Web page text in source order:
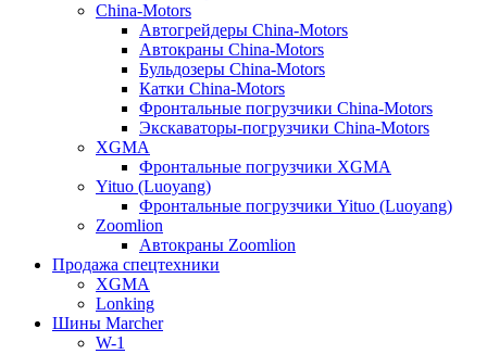
China-Motors
Автогрейдеры China-Motors
Автокраны China-Motors
Бульдозеры China-Motors
Катки China-Motors
Фронтальные погрузчики China-Motors
Экскаваторы-погрузчики China-Motors
XGMA
Фронтальные погрузчики XGMA
Yituo (Luoyang)
Фронтальные погрузчики Yituo (Luoyang)
Zoomlion
Автокраны Zoomlion
Продажа спецтехники
XGMA
Lonking
Шины Marcher
W-1